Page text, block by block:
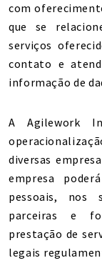
com
que se
serviços
contato e
informação de
A Agilework
diversas
empresa
pessoais, nos
parceiras e
prestação de
legais